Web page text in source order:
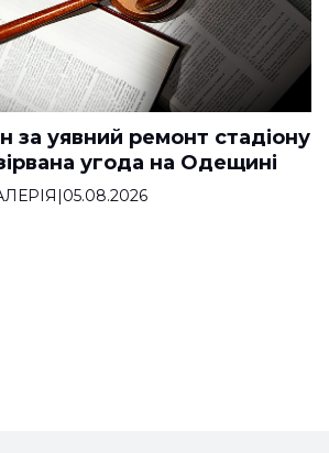
за уявний ремонт стадіону
угода на Одещині
|05.08.2026